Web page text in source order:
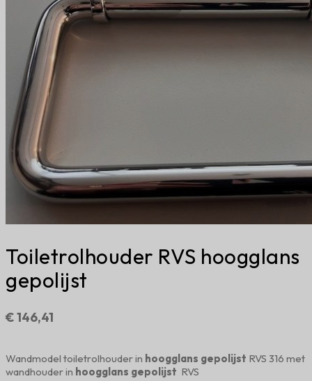
Toiletrolhouder RVS hoogglans
gepolijst
€146,41
Wandmodel toiletrolhouder in hoogglans gepolijst RVS 316 met
wandhouder in hoogglans gepolijst RVS